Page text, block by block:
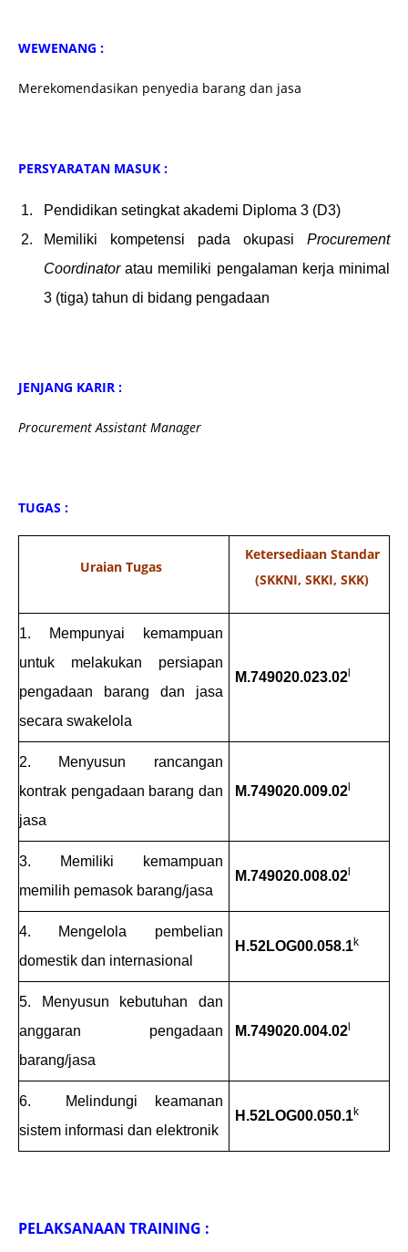
WEWENANG :
Merekomendasikan penyedia barang dan jasa
PERSYARATAN MASUK :
Pendidikan setingkat akademi Diploma 3 (D3)
Memiliki kompetensi pada okupasi Procurement
Coordinatoratau memiliki pengalaman kerja minimal
3 (tiga) tahun di bidang pengadaan
JENJANG KARIR :
Procurement Assistant Manager
TUGAS :
Uraian Tugas
Ketersediaan Standar
(SKKNI, SKKI, SKK)
1. Mempunyai kemampuan
untuk melakukan persiapan
pengadaan barang dan jasa
secara swakelola
M.749020.023.02l
2. Menyusun rancangan
kontrak pengadaan barang dan
jasa
M.749020.009.02l
3. Memiliki kemampuan
memilih pemasok barang/jasa
M.749020.008.02l
4. Mengelola pembelian
domestik dan internasional
H.52LOG00.058.1k
5. Menyusun kebutuhan dan
anggaran pengadaan
barang/jasa
M.749020.004.02l
6. Melindungi keamanan
sistem informasi dan elektronik
H.52LOG00.050.1k
PELAKSANAAN TRAINING :